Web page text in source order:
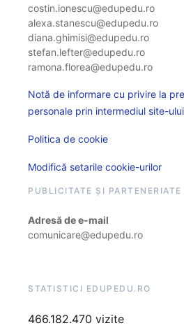
costin.ionescu@edupedu.ro
alexa.stanescu@edupedu.ro
diana.ghimisi@edupedu.ro
stefan.lefter@edupedu.ro
ramona.florea@edupedu.ro
Notă de informare cu privire la
personale prin intermediul site-ului
Politica de cookie
Modifică setarile cookie-urilor
PUBLICITATE ȘI PARTENERIATE
Adresă de e-mail
comunicare@edupedu.ro
STATISTICI EDUPEDU.RO
466.182.470 vizite